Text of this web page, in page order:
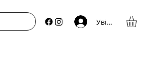
Увійти